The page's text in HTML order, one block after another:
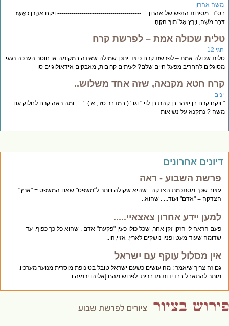
אהרון
מסירות הנפש של אהרון ... ----------------------------------------- וַיִּקַּח אַהֲרֹן כַּאֲשֶׁר
מֹשֶׁה, וַיָּרָץ אֶל־תּוֹךְ הַקָּהָ
שכולה אמת – לפרשת קרח
12
שכולה אמת – לפרשת קרח כיצד יתכן שמילה שאינה במקומה או חוסר הערכה רגעי
להחריב מפעל חיים שלם? לעיתים קרובות, מאבקים אידאולוגיים סו
חטא מקנאה, שזה אחד משלוש..
קרח בן יצהר בן קהת בן לוי " וגו ' ( במדבר טז , א ). ' … ומה ראה קרח לחלוק עם
? נתקנא על נשיאות
אחרונים
פרשת השבוע - ראה
עצוב שכך מסתכמת הצדקה : שהיא שקולה ויותר ל"משפט" שאם המשפט = "ארץ"
הצדקה = "אדם" ועוד... . שהוא..
למען יידע אחרון צאצאיי.....
פעם הראה לי הזקן זקן אחר, שכל כולו כעין "פקעת" אדם . שהוא כל כך כפוף. עד
שדומה שעוד מעט ופניו נושקים לארץ. אזיי,הו..
אין מסלול עוקף עם ישראל
גם זה צריך שיאמר : מה עושים כשעם ישראל טובל בטינופת מוסרית מנוער מערכיו.
מותר להתאבל בבדידות מדברית. לפרוש מהם [אליהו ירמיה ו..